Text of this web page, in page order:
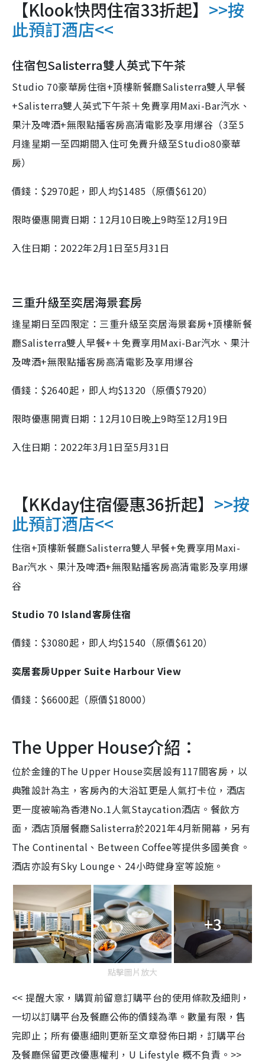
【Klook快閃住宿33折起】 >>按
此預訂酒店<<
住宿包Salisterra雙人英式下午茶
Studio 70豪華房住宿+頂樓新餐廳Salisterra雙人早餐
+Salisterra雙人英式下午茶＋免費享用Maxi-Bar汽水、
果汁及啤酒+無限點播客房高清電影及享用爆谷（3至5
月逢星期一至四期間入住可免費升級至Studio80豪華
房）
價錢：$2970起，即人均$1485（原價$6120）
限時優惠開賣日期：12月10日晚上9時至12月19日
入住日期：2022年2月1日至5月31日
三重升級至奕居海景套房
逢星期日至四限定：三重升級至奕居海景套房+頂樓新餐
廳Salisterra雙人早餐+＋免費享用Maxi-Bar汽水、果汁
及啤酒+無限點播客房高清電影及享用爆谷
價錢：$2640起，即人均$1320（原價$7920）
限時優惠開賣日期：12月10日晚上9時至12月19日
入住日期：2022年3月1日至5月31日
【KKday住宿優惠36折起】 >>按
此預訂酒店<<
住宿+頂樓新餐廳Salisterra雙人早餐+免費享用Maxi-
Bar汽水、果汁及啤酒+無限點播客房高清電影及享用爆
谷
Studio 70 Island客房住宿
價錢：$3080起，即人均$1540（原價$6120）
奕居套房Upper Suite Harbour View
價錢：$6600起（原價$18000）
The Upper House介紹：
位於金鐘的The Upper House奕居設有117間客房，以
典雅設計為主，客房內的大浴缸更是人氣打卡位，酒店
更一度被喻為香港No.1人氣Staycation酒店。餐飲方
面，酒店頂層餐廳Salisterra於2021年4月新開幕，另有
The Continental、Between Coffee等提供多國美食。
酒店亦設有Sky Lounge、24小時健身室等設施。
+3
點擊圖片放大
<< 提醒大家，購買前留意訂購平台的使用條款及細則，
一切以訂購平台及餐廳公佈的價錢為準。數量有限，售
完即止；所有優惠細則更新至文章發佈日期，訂購平台
及餐廳保留更改優惠權利，U Lifestyle 概不負責。>>